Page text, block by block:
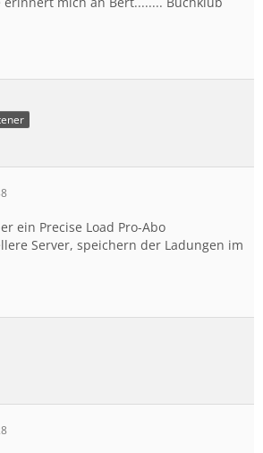
ein Precise Load Pro-Abo
Server, speichern der Ladungen im